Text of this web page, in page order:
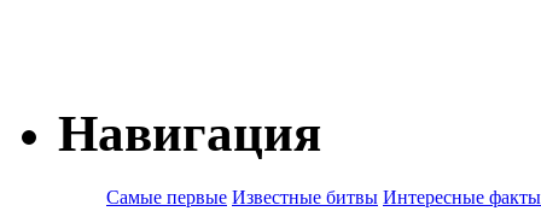
Навигация
Самые первые Известные битвы Интересные факты